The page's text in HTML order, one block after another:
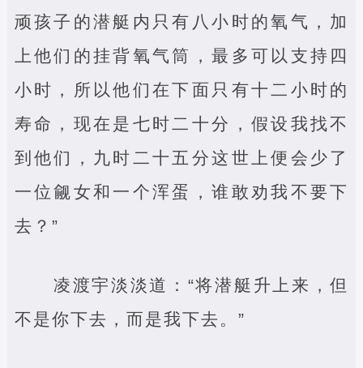
顽孩子的潜艇内只有八小时的氧气，加
上他们的挂背氧气筒，最多可以支持四
小时，所以他们在下面只有十二小时的
寿命，现在是七时二十分，假设我找不
到他们，九时二十五分这世上便会少了
一位觎女和一个浑蛋，谁敢劝我不要下
去？”
凌渡宇淡淡道：“将潜艇升上来，但
不是你下去，而是我下去。”